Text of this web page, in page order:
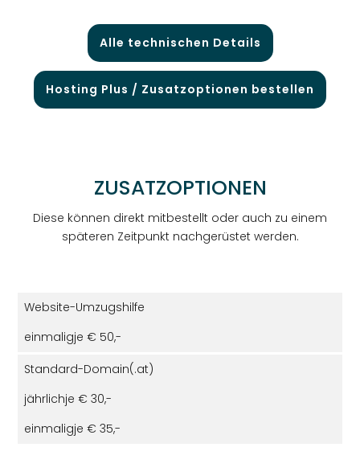
Alle technischen Details
Hosting Plus / Zusatzoptionen bestellen
ZUSATZOPTIONEN
Diese können direkt mitbestellt oder auch zu einem
späteren Zeitpunkt nachgerüstet werden.
Website-Umzugshilfe
einmaligje € 50,-
Standard-Domain(.at)
jährlichje € 30,-
einmaligje € 35,-